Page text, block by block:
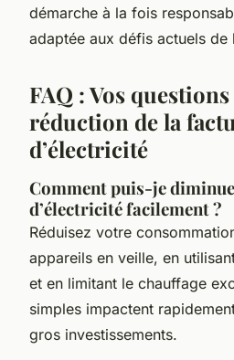
démarche à la fois
adaptée aux défis actuels de
FAQ : Vos
réduction de la
d’électricité
Comment puis-je
d’électricité facilement ?
Réduisez votre
appareils en veille, en
et en limitant le chauffage
simples impactent
gros investissements.